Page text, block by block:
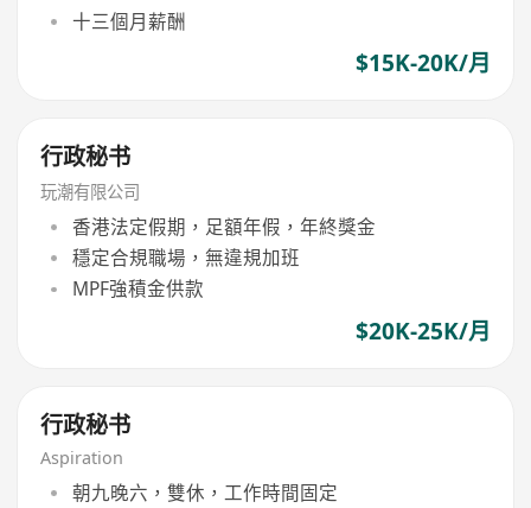
十三個月薪酬
$15K-20K/月
行政秘书
玩潮有限公司
香港法定假期，足額年假，年終獎金
穩定合規職場，無違規加班
MPF強積金供款
$20K-25K/月
行政秘书
Aspiration
朝九晚六，雙休，工作時間固定